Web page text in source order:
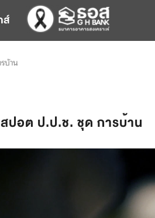
ส์
บ้าน
สปอต ป.ป.ช. ชุด การบ้าน